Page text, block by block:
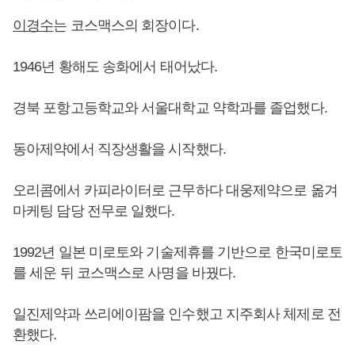
이경수는 코스맥스의 회장이다.
1946년 황해도 송화에서 태어났다.
경북 포항고등학교와 서울대학교 약학과를 졸업했다.
동아제약에서 직장생활을 시작했다.
오리콤에서 카피라이터로 근무하다 대웅제약으로 옮겨
마케팅 담당 전무로 일했다.
1992년 일본 미로토와 기술제휴를 기반으로 한국미로토
를 세운 뒤 코스맥스로 사명을 바꿨다.
일진제약과 쓰리에이팜을 인수했고 지주회사 체제로 전
환했다.